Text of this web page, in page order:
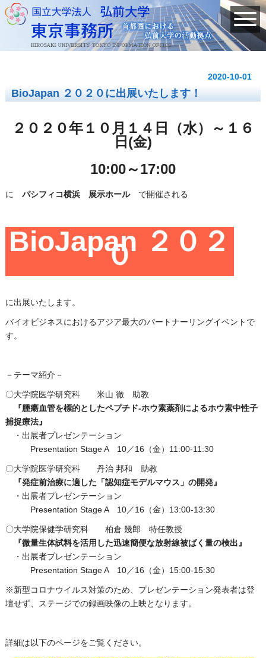
2020-10-01
BioJapan ２０２０に出展いたします！
２０２０年１０月１４日（水）～１６
日(金)
10:00～17:00
に パシフィコ横浜 展示ホールで開催される
BioJapan ２０２
０
に出展いたします。
バイオビジネスにおけるアジア最大のパートナーリングイベントで
す。
－テーマ紹介－
〇大学院医学研究科 米山 徹 助教
『腫瘍血管を標的としたペプチド-ホウ素薬剤によるホウ素中性子
捕捉療法』
・出展者プレゼンテーション
Presentation Stage A 10／16（金）11:00-11:30
〇大学院医学研究科 丹治 邦和 助教
『発症前治療に適した「認知症モデルマウス」 の開発』
・出展者プレゼンテーション
Presentation Stage A 10／16（金）13:00-13:30
〇大学院保健学研究科 柏倉 幾郎 特任教授
『微量生体試料を活用した迅速簡便な放射線被ばく量の検出』
・出展者プレゼンテーション
Presentation Stage A 10／16（金）15:00-15:30
※新型コロナウイルス対策のため、プレゼンテーション発表者は登
壇せず、ステージでの録画映像の上映となります。
詳細は以下のページをご覧ください。